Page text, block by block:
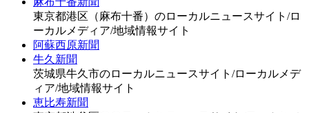
東京都港区（麻布十番）のローカルニュースサイト/ロ
ーカルメディア/地域情報サイト
阿蘇西原新聞
牛久新聞
茨城県牛久市のローカルニュースサイト/ローカルメデ
ィア/地域情報サイト
恵比寿新聞